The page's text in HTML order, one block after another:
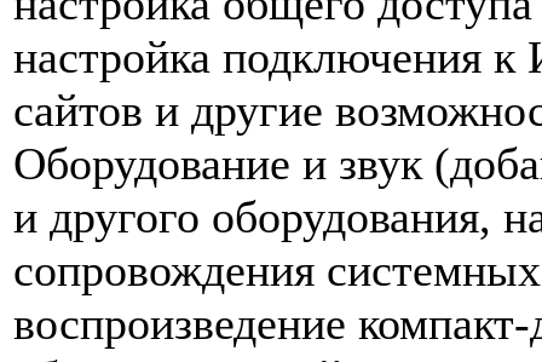
настройка подключения к
сайтов и другие
Оборудование и звук
и другого оборудования,
сопровождения
воспроизведение